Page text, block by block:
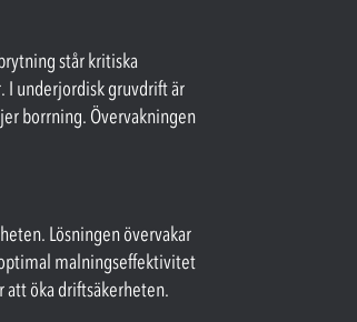
står kritiska
I underjordisk gruvdrift är
borrning. Övervakningen
Lösningen övervakar
malningseffektivitet
öka driftsäkerheten.